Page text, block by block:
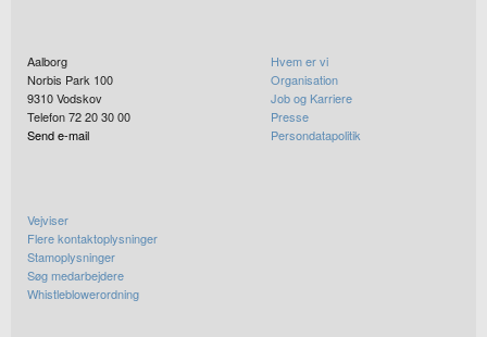
Aalborg
Norbis Park 100
9310Vodskov
Telefon 72 20 30 00
Send e-mail
Hvem er vi
Organisation
Job og Karriere
Presse
Persondatapolitik
Vejviser
Flere kontaktoplysninger
Stamoplysninger
Søg medarbejdere
Whistleblowerordning